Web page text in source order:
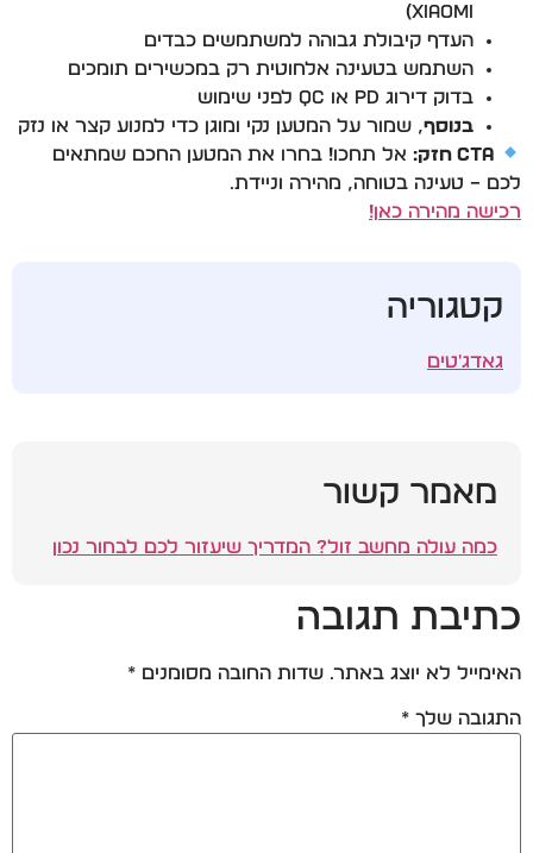
Xiaomi)
העדף קיבולת גבוהה למשתמשים כבדים
השתמש בטעינה אלחוטית רק במכשירים תומכים
בדוק דירוג PD או QC לפני שימוש
בנוסף, שמור על המטען נקי ומוגן כדי למנוע קצר או נזק
CTA חזק:
אל תחכו! בחרו את המטען החכם שמתאים
לכם – טעינה בטוחה, מהירה וניידת.
רכישה מהירה כאן!
קטגוריה
גאדג'טים
מאמר קשור
כמה עולה מחשב זול? המדריך שיעזור לכם לבחור נכון
כתיבת תגובה
האימייל לא יוצג באתר. שדות החובה מסומנים *
התגובה שלך *